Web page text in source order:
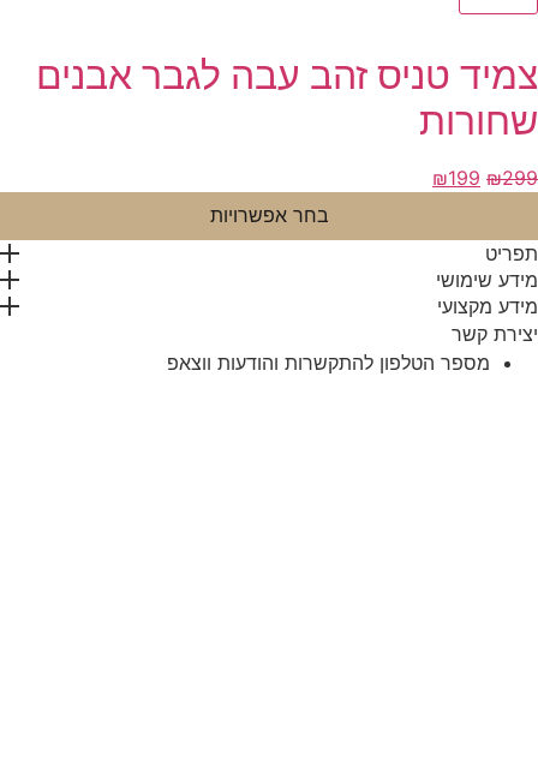
צמיד טניס זהב עבה לגבר אבנים
שחורות
₪299
המחיר
היה:
₪199
הוא:
בחר אפשרויות
תפריט
מידע שימושי
מידע מקצועי
יצירת קשר
מספר הטלפון להתקשרות והודעות ווצאפ